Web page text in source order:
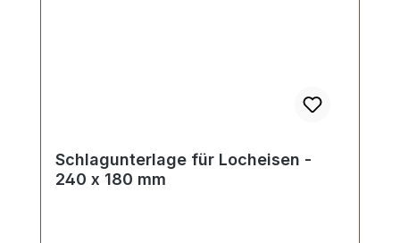
Schlagunterlage für Locheisen -
240 x 180 mm